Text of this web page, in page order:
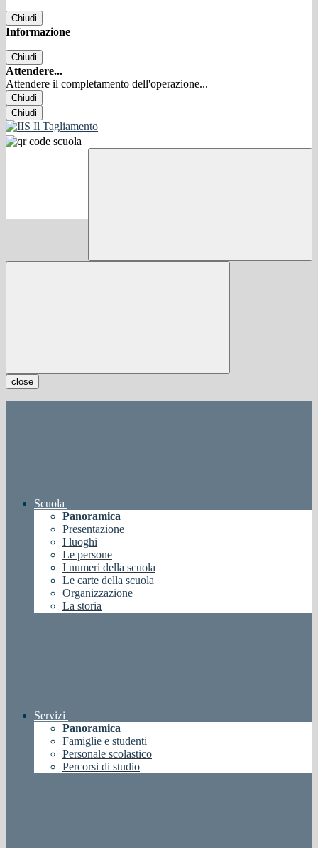
Chiudi
Informazione
Chiudi
Attendere...
Attendere il completamento dell'operazione...
Chiudi
Chiudi
close
Scuola
Panoramica
Presentazione
I luoghi
Le persone
I numeri della scuola
Le carte della scuola
Organizzazione
La storia
Servizi
Panoramica
Famiglie e studenti
Personale scolastico
Percorsi di studio